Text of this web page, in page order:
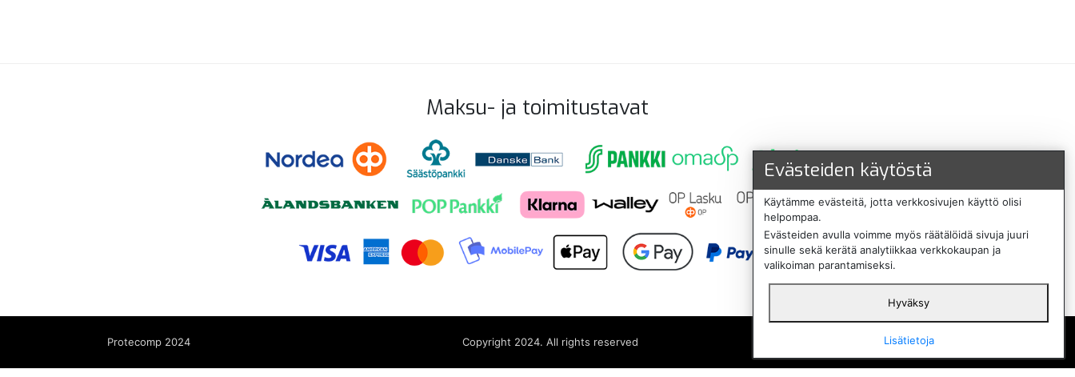
Maksu- ja toimitustavat
Protecomp 2024 Copyright 2024. All rights reserved
Svenska
Evästeiden käytöstä
Käytämme evästeitä, jotta verkkosivujen käyttö olisi
helpompaa.
Evästeiden avulla voimme myös räätälöidä sivuja juuri
sinulle sekä kerätä analytiikkaa verkkokaupan ja
valikoiman parantamiseksi.
Hyväksy
Lisätietoja